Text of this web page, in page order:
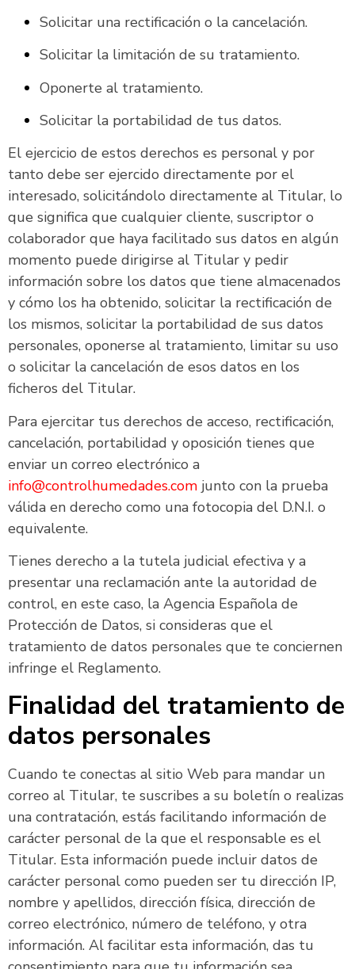
Solicitar una rectificación o la cancelación.
Solicitar la limitación de su tratamiento.
Oponerte al tratamiento.
Solicitar la portabilidad de tus datos.
El ejercicio de estos derechos es personal y por
tanto debe ser ejercido directamente por el
interesado, solicitándolo directamente al Titular, lo
que significa que cualquier cliente, suscriptor o
colaborador que haya facilitado sus datos en algún
momento puede dirigirse al Titular y pedir
información sobre los datos que tiene almacenados
y cómo los ha obtenido, solicitar la rectificación de
los mismos, solicitar la portabilidad de sus datos
personales, oponerse al tratamiento, limitar su uso
o solicitar la cancelación de esos datos en los
ficheros del Titular.
Para ejercitar tus derechos de acceso, rectificación,
cancelación, portabilidad y oposición tienes que
enviar un correo electrónico a
info@controlhumedades.com junto con la prueba
válida en derecho como una fotocopia del D.N.I. o
equivalente.
Tienes derecho a la tutela judicial efectiva y a
presentar una reclamación ante la autoridad de
control, en este caso, la Agencia Española de
Protección de Datos, si consideras que el
tratamiento de datos personales que te conciernen
infringe el Reglamento.
Finalidad del tratamiento de
datos personales
Cuando te conectas al sitio Web para mandar un
correo al Titular, te suscribes a su boletín o realizas
una contratación, estás facilitando información de
carácter personal de la que el responsable es el
Titular. Esta información puede incluir datos de
carácter personal como pueden ser tu dirección IP,
nombre y apellidos, dirección física, dirección de
correo electrónico, número de teléfono, y otra
información. Al facilitar esta información, das tu